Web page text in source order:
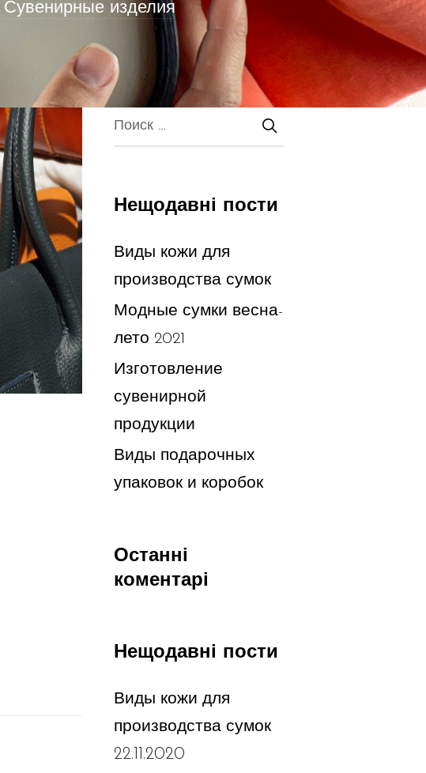
Сувенирные изделия
Нещодавні пости
Виды кожи для
производства сумок
Модные сумки весна-
лето 2021
Изготовление
сувенирной
продукции
Виды подарочных
упаковок и коробок
Останні
коментарі
Нещодавні пости
Виды кожи для
производства сумок
22.11.2020